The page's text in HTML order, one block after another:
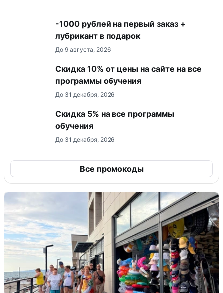
-1000 рублей на первый заказ +
лубрикант в подарок
До 9 августа, 2026
Скидка 10% от цены на сайте на все
программы обучения
До 31 декабря, 2026
Скидка 5% на все программы
обучения
До 31 декабря, 2026
Все промокоды